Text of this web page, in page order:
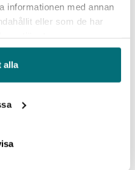
informationen med annan
eller som de har
alla
och arrangörer för